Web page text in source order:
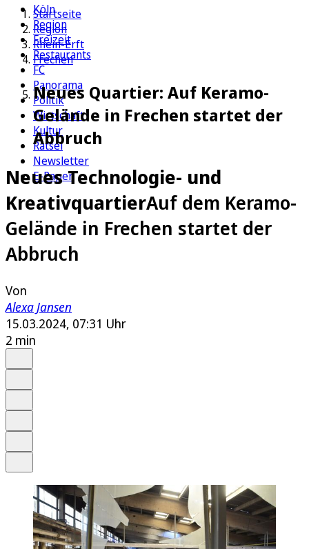
Köln
Region
Freizeit
Restaurants
FC
Panorama
Politik
Wirtschaft
Kultur
Rätsel
Newsletter
E-Paper
Startseite
Region
Rhein-Erft
Frechen
Neues Quartier: Auf Keramo-
Gelände in Frechen startet der
Abbruch
Neues Technologie- und
KreativquartierAuf dem Keramo-
Gelände in Frechen startet der
Abbruch
Von
Alexa Jansen
15.03.2024, 07:31 Uhr
2 min